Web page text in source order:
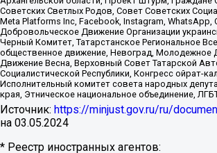
Советских Светлых Родов, Совет Советских
Meta Platforms Inc, Facebook, Instagram, WhatsApp,
Добровольческое Движение Организации
Черный Комитет, Татарстанское Региональное
общественное движение, Невоград, Молодежное
Движение Весна, Верховный Совет Татарской
Социалистической Республики, Конгресс ойрат-
Исполнительный комитет совета народных
края, Этническое национальное объединение,
Источник: https://minjust.gov.ru/ru/
на 03.05.2024
* Реестр иностранных агентов: